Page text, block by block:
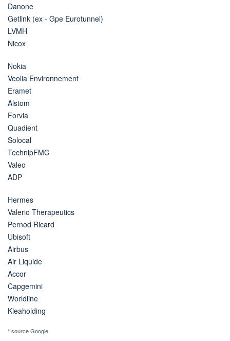
Danone
Getlink (ex - Gpe Eurotunnel)
LVMH
Nicox
Nokia
Veolia Environnement
Eramet
Alstom
Forvia
Quadient
Solocal
TechnipFMC
Valeo
ADP
Hermes
Valerio Therapeutics
Pernod Ricard
Ubisoft
Airbus
Air Liquide
Accor
Capgemini
Worldline
Kleaholding
* source Google